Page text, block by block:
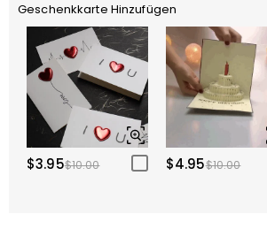
Geschenkkarte Hinzufügen
$3.95$10.00 $4.95$10.00